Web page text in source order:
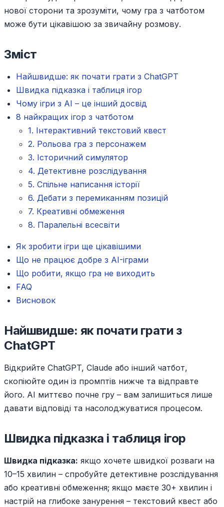
нової сторони та зрозуміти, чому гра з чатботом
може бути цікавішою за звичайну розмову.
Зміст
Найшвидше: як почати грати з ChatGPT
Швидка підказка і таблиця ігор
Чому ігри з AI – це інший досвід
8 найкращих ігор з чатботом
1. Інтерактивний текстовий квест
2. Рольова гра з персонажем
3. Історичний симулятор
4. Детективне розслідування
5. Спільне написання історії
6. Дебати з перемиканням позицій
7. Креативні обмеження
8. Паралельні всесвіти
Як зробити ігри ще цікавішими
Що не працює добре з AI-іграми
Що робити, якщо гра не виходить
FAQ
Висновок
Найшвидше: як почати грати з
ChatGPT
Відкрийте ChatGPT, Claude або інший чатбот,
скопіюйте один із промптів нижче та відправте
його. AI миттєво почне гру – вам залишиться лише
давати відповіді та насолоджуватися процесом.
Швидка підказка і таблиця ігор
Швидка підказка: якщо хочете швидкої розваги на
10–15 хвилин – спробуйте детективне розслідування
або креативні обмеження; якщо маєте 30+ хвилин і
настрій на глибоке занурення – текстовий квест або